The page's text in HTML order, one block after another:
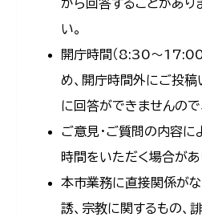
から回答することがあり
い。
開庁時間（8:30〜17:00
め、開庁時間外にご投稿
に回答ができませんので
ご意見・ご質問の内容に
時間をいただく場合があ
本市業務に直接関係が
誘、宗教に関するもの、